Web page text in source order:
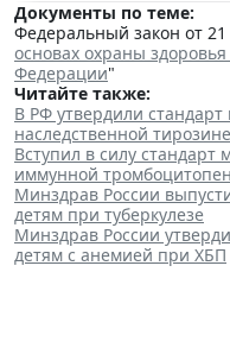
Документы по теме:
Федеральный закон от
основах охраны
Федерации"
Читайте также:
В РФ утвердили
наследственной
Вступил в силу
иммунной
Минздрав России
детям при туберкулезе
Минздрав России
детям с анемией при ХБП